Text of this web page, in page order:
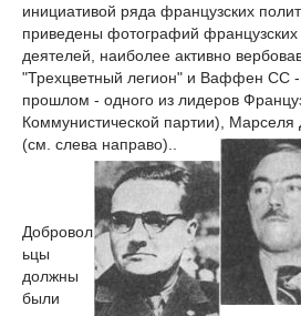
инициативой ряда французских
приведены фотографий французских
деятелей, наиболее активно
"Трехцветный легион" и Ваффен СС
прошлом - одного из лидеров
Коммунистической партии),
(см. слева направо)..
Добровол
ьцы
должны
были